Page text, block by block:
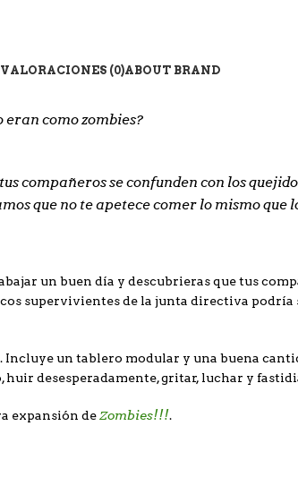
VALORACIONES (0)ABOUT BRAND
eran como zombies?
compañeros se confunden con los
que no te apetece comer lo mismo que
un buen día y descubrieras que tus
supervivientes de la junta directiva
Incluye un tablero modular y una buena
desesperadamente, gritar, luchar y
expansión deZombies!!!.